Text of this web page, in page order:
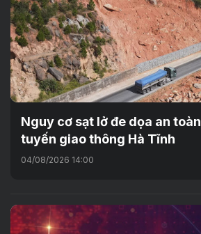
Nguy cơ sạt lở đe dọa an
tuyến giao thông Hà Tĩnh
04/08/2026 14:00